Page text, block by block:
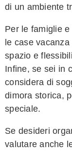
di un ambiente
Per le famiglie
le case
spazio e
Infine, se sei in
considera di
dimora storica,
speciale.
Se desideri
valutare anche